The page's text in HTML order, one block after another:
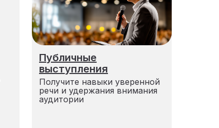
Публичные
выступления
Получите навыки уверенной
речи и удержания внимания
аудитории